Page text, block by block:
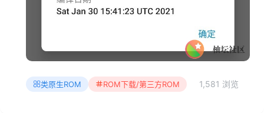
类原生ROM ROM下载/第三方ROM 1,581 浏览